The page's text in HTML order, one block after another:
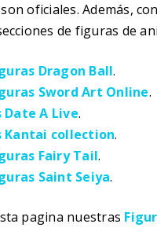
oficiales. Además,
de figuras de
Dragon Ball.
Sword Art Online.
Date A Live.
Kantai collection.
Fairy Tail.
Saint Seiya.
pagina nuestras